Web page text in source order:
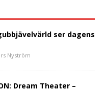
ser dagens
Nyström
Dream Theater –